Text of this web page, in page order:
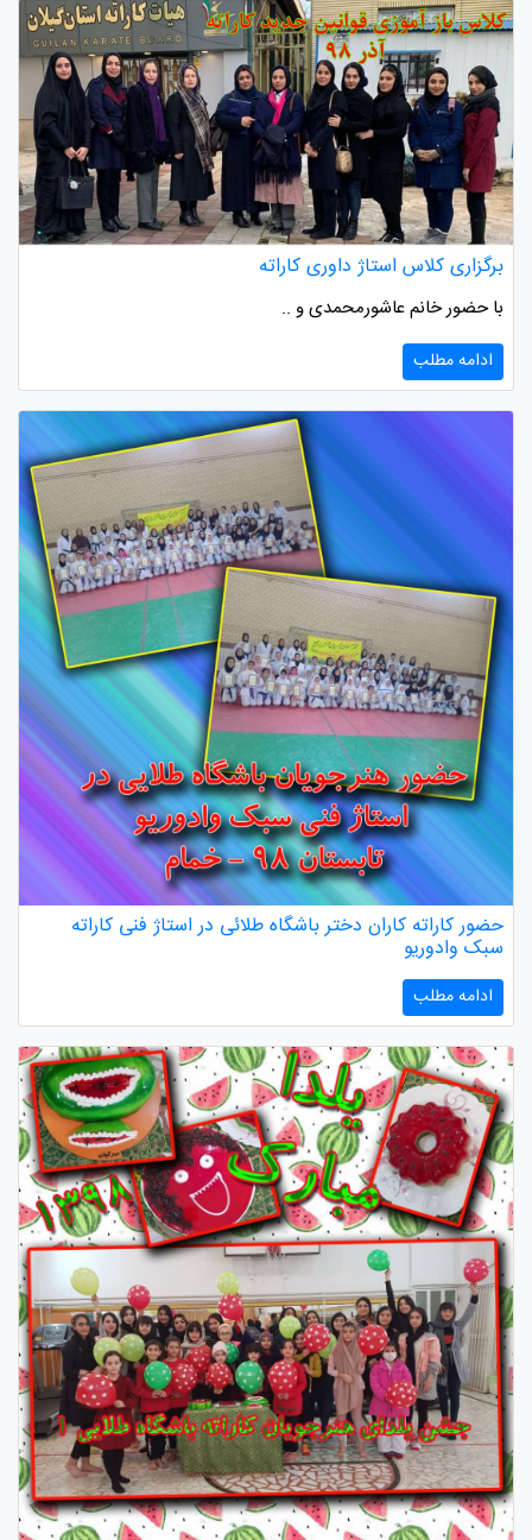
برگزاری کلاس استاژ داوری کاراته
با حضور خانم عاشورمحمدی و ..
ادامه مطلب
حضور کاراته کاران دختر باشگاه طلائی در استاژ فنی کاراته
سبک وادوریو
ادامه مطلب